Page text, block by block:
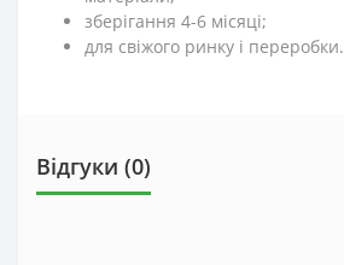
зберігання 4-6 місяці;
для свіжого ринку і переробки.
Відгуки (0)